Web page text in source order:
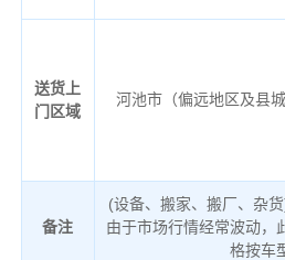
送货上
门区域
河池市（偏远地区及县城
备注
(设备、搬家、搬厂、杂
由于市场行情经常波动，
格按车